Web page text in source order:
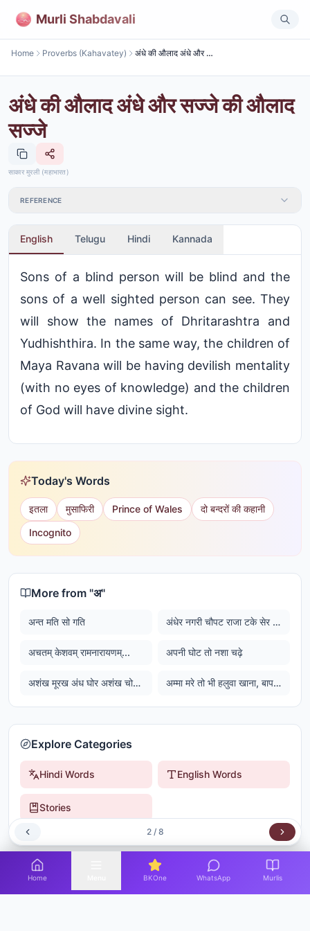
Murli Shabdavali
Home Proverbs (Kahavatey) अंधे की औलाद अंधे और सज्जे की औलाद सज्जे
अंधे की औलाद अंधे और सज्जे की औलाद
सज्जे
साकार मुरली (महाभारत)
REFERENCE
English Telugu Hindi Kannada
Sons of a blind person will be blind and the
sons of a well sighted person can see. They
will show the names of Dhritarashtra and
Yudhishthira. In the same way, the children of
Maya Ravana will be having devilish mentality
(with no eyes of knowledge) and the children
of God will have divine sight.
Today's Words
इतला मुसाफिरी Prince of Wales
दो बन्दरों की कहानी
Incognito
More from "अ"
अन्त मति सो गति अंधेर नगरी चौपट राजा टके सेर भाजी टके सेर खाजा
अचतम् केशवम् रामनारायणम्... अपनी घोट तो नशा चढ़े
अशंख मूरख अंध घोर अशंख चोर हराम खोर असंख अमर कार जाहि जोर ... अम्मा मरे तो भी हलुवा खाना, बाप मरे तो भी हलुआ खाना
Explore Categories
Hindi Words English Words
Stories
2/ 8
Home BKOne WhatsApp Murlis